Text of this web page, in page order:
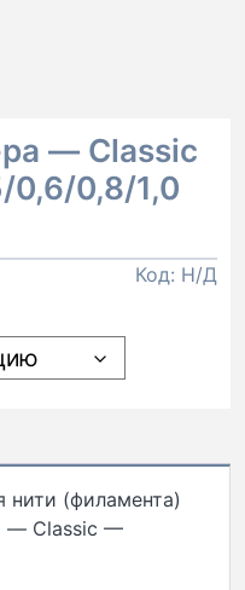
— Classic
0,8/1,0
Код: Н/Д
нити (филамента)
— Classic —